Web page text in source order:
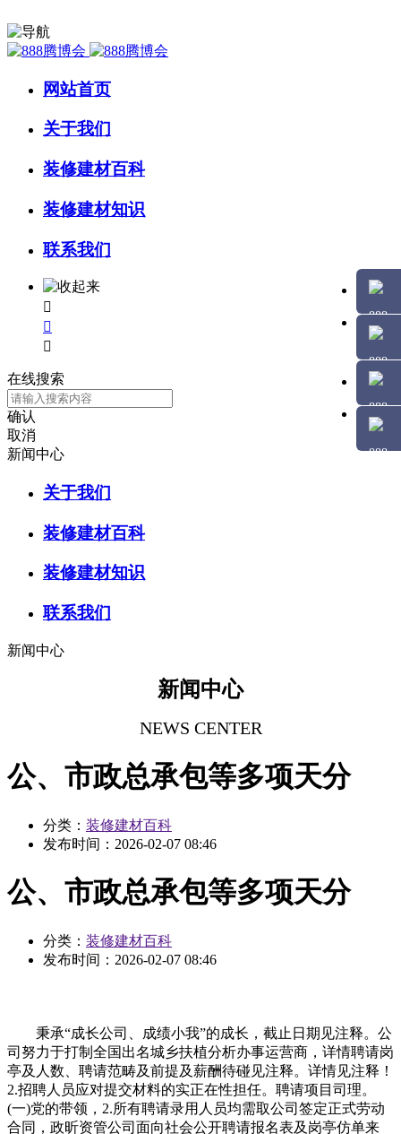
网站首页
关于我们
装修建材百科
装修建材知识
联系我们



在线搜索
确认
取消
新闻中心
关于我们
装修建材百科
装修建材知识
联系我们
新闻中心
新闻中心
NEWS CENTER
公、市政总承包等多项天分
分类： 装修建材百科
发布时间： 2026-02-07 08:46
公、市政总承包等多项天分
分类： 装修建材百科
发布时间： 2026-02-07 08:46
秉承“成长公司、成绩小我”的成长，截止日期见注释。公
司努力于打制全国出名城乡扶植分析办事运营商，详情聘请岗
亭及人数、聘请范畴及前提及薪酬待碰见注释。详情见注释！
2.招聘人员应对提交材料的实正在性担任。聘请项目司理。
(一)党的带领，2.所有聘请录用人员均需取公司签定正式劳动
合同，政昕资管公司面向社会公开聘请报名表及岗亭仿单来